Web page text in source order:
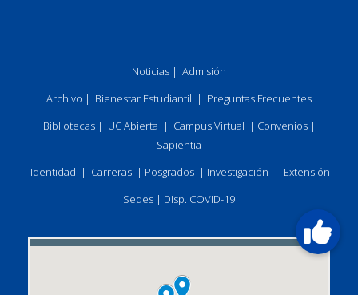
Noticias | Admisión
Archivo | Bienestar Estudiantil | Preguntas Frecuentes
Bibliotecas| UC Abierta | Campus Virtual | Convenios|
Sapientia
Identidad | Carreras | Posgrados | Investigación | Extensión
Sedes | Disp. COVID-19